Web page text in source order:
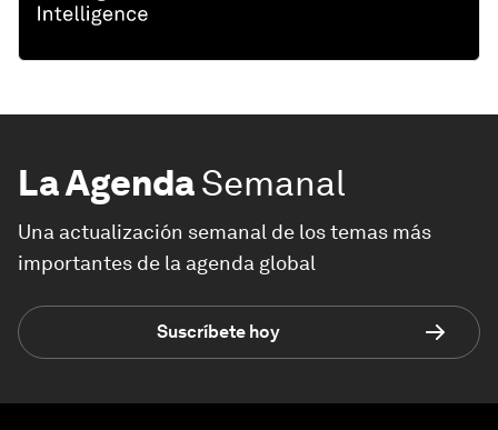
La AgendaSemanal
Una actualización semanal de los temas más
importantes de la agenda global
Suscríbete hoy